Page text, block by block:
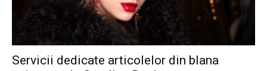
Servicii dedicate articolelor din blana